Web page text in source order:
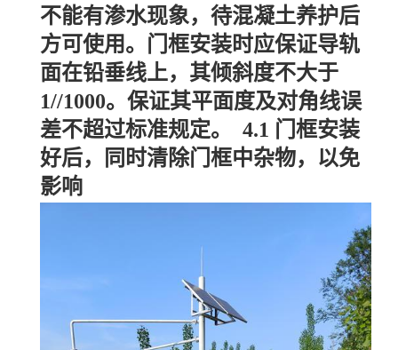
不能有渗水现象，待混凝土养护后
方可使用。门框安装时应保证导轨
面在铅垂线上，其倾斜度不大于
1//1000。保证其平面度及对角线误
差不超过标准规定。 4.1 门框安装
好后，同时清除门框中杂物，以免
影响